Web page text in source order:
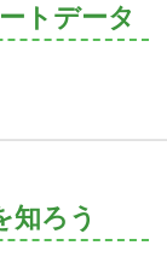
トデータ
知ろう